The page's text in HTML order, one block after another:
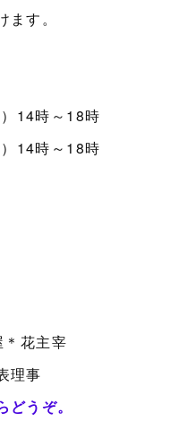
す。
14時～18時
14時～18時
花主宰
事
どうぞ。